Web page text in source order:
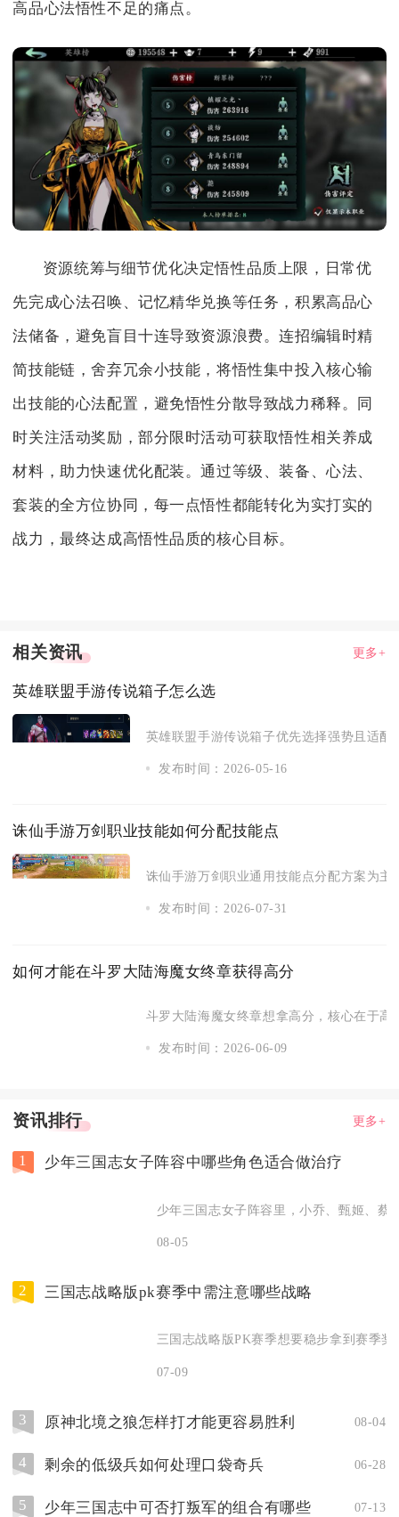
高品心法悟性不足的痛点。
资源统筹与细节优化决定悟性品质上限，日常优
先完成心法召唤、记忆精华兑换等任务，积累高品心
法储备，避免盲目十连导致资源浪费。连招编辑时精
简技能链，舍弃冗余小技能，将悟性集中投入核心输
出技能的心法配置，避免悟性分散导致战力稀释。同
时关注活动奖励，部分限时活动可获取悟性相关养成
材料，助力快速优化配装。通过等级、装备、心法、
套装的全方位协同，每一点悟性都能转化为实打实的
战力，最终达成高悟性品质的核心目标。
相关资讯 更多+
英雄联盟手游传说箱子怎么选
英雄联盟手游传说箱子优先选择强势且适
发布时间：2026-05-16
诛仙手游万剑职业技能如何分配技能点
诛仙手游万剑职业通用技能点分配方案为主
发布时间：2026-07-31
如何才能在斗罗大陆海魔女终章获得高分
斗罗大陆海魔女终章想拿高分，核心在于
发布时间：2026-06-09
资讯排行 更多+
1 少年三国志女子阵容中哪些角色适合做治疗
少年三国志女子阵容里，小乔、甄姬、蔡
08-05
2 三国志战略版pk赛季中需注意哪些战略
三国志战略版PK赛季想要稳步拿到赛季
07-09
3 原神北境之狼怎样打才能更容易胜利 08-04
4 剩余的低级兵如何处理口袋奇兵 06-28
5 少年三国志中可否打叛军的组合有哪些 07-13